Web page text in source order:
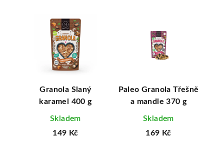
Granola Slaný
karamel 400 g
Skladem
149 Kč
Paleo Granola Třešně
a mandle 370 g
Skladem
169 Kč